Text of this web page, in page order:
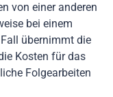
von einer anderen
bei einem
übernimmt die
Kosten für das
Folgearbeiten